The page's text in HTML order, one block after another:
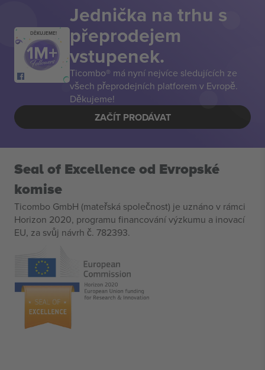
DĚKUJEME!
Jednička na trhu s
přeprodejem
vstupenek.
Ticombo® má nyní nejvíce sledujících ze
všech přeprodejních platforem v Evropě.
Děkujeme!
ZAČÍT PRODÁVAT
Seal of Excellence od Evropské
komise
Ticombo GmbH (mateřská společnost) je uznáno v rámci
Horizon 2020, programu financování výzkumu a inovací
EU, za svůj návrh č. 782393.